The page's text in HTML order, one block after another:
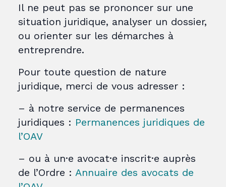
Il ne peut pas se prononcer sur une
situation juridique, analyser un dossier,
ou orienter sur les démarches à
entreprendre.
Pour toute question de nature
juridique, merci de vous adresser :
– à notre service de permanences
juridiques : Permanences juridiques de
l’OAV
– ou à un·e avocat·e inscrit·e auprès
de l’Ordre : Annuaire des avocats de